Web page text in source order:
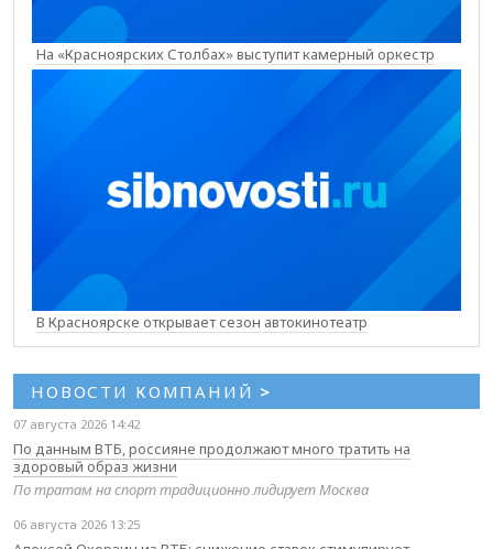
На «Красноярских Столбах» выступит камерный оркестр
В Красноярске открывает сезон автокинотеатр
НОВОСТИ КОМПАНИЙ >
07 августа 2026 14:42
По данным ВТБ, россияне продолжают много тратить на
здоровый образ жизни
По тратам на спорт традиционно лидирует Москва
06 августа 2026 13:25